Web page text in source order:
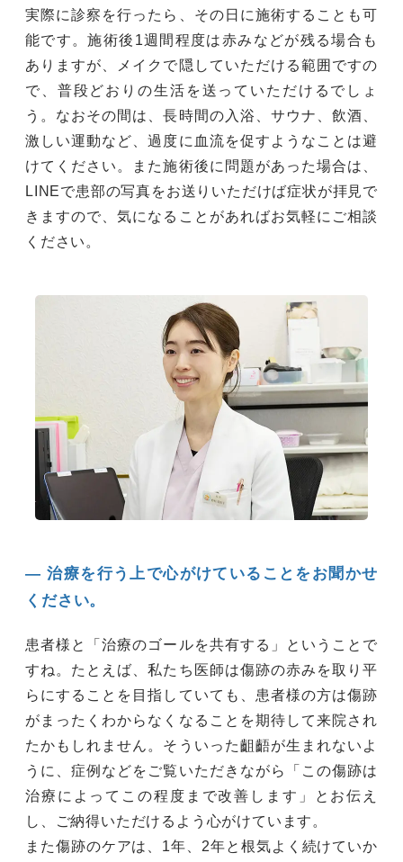
実際に診察を行ったら、その日に施術することも可
能です。施術後1週間程度は赤みなどが残る場合も
ありますが、メイクで隠していただける範囲ですの
で、普段どおりの生活を送っていただけるでしょ
う。なおその間は、長時間の入浴、サウナ、飲酒、
激しい運動など、過度に血流を促すようなことは避
けてください。また施術後に問題があった場合は、
LINEで患部の写真をお送りいただけば症状が拝見で
きますので、気になることがあればお気軽にご相談
ください。
― 治療を行う上で心がけていることをお聞かせ
ください。
患者様と「治療のゴールを共有する」ということで
すね。たとえば、私たち医師は傷跡の赤みを取り平
らにすることを目指していても、患者様の方は傷跡
がまったくわからなくなることを期待して来院され
たかもしれません。そういった齟齬が生まれないよ
うに、症例などをご覧いただきながら「この傷跡は
治療によってこの程度まで改善します」とお伝え
し、ご納得いただけるよう心がけています。
また傷跡のケアは、1年、2年と根気よく続けていか